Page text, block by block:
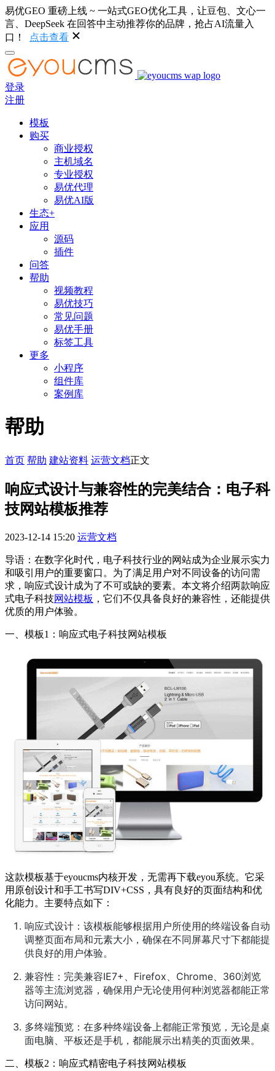
易优GEO 重磅上线 ~ 一站式GEO优化工具，让豆包、文心一
言、DeepSeek 在回答中主动推荐你的品牌，抢占AI流量入
口！
点击查看
登录
注册
模板
购买
商业授权
主机域名
专业授权
易优代理
易优AI版
生态+
应用
源码
插件
问答
帮助
视频教程
易优技巧
常见问题
易优手册
标签工具
更多
小程序
组件库
案例库
帮助
首页 帮助 建站资料 运营文档正文
响应式设计与兼容性的完美结合：电子科
技网站模板推荐
2023-12-14 15:20 运营文档
导语：在数字化时代，电子科技行业的网站成为企业展示实力
和吸引用户的重要窗口。为了满足用户对不同设备的访问需
求，响应式设计成为了不可或缺的要素。本文将介绍两款响应
式电子科技网站模板 ，它们不仅具备良好的兼容性，还能提供
优质的用户体验。
一、模板1：响应式电子科技网站模板
这款模板基于eyoucms内核开发，无需再下载eyou系统。它采
用原创设计和手工书写DIV+CSS，具有良好的页面结构和优
化能力。主要特点如下：
响应式设计：该模板能够根据用户所使用的终端设备自动
调整页面布局和元素大小，确保在不同屏幕尺寸下都能提
供良好的用户体验。
兼容性：完美兼容IE7+、Firefox、Chrome、360浏览
器等主流浏览器，确保用户无论使用何种浏览器都能正常
访问网站。
多终端预览：在多种终端设备上都能正常预览，无论是桌
面电脑、平板还是手机，都能展示出精美的页面效果。
二、模板2：响应式精密电子科技网站模板